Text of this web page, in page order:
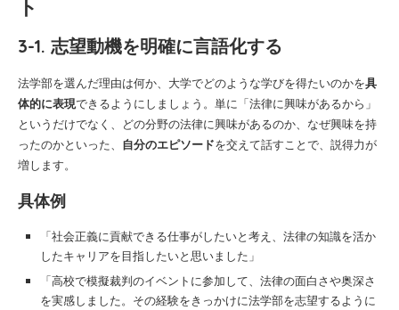
ト
3-1. 志望動機を明確に言語化する
法学部を選んだ理由は何か、大学でどのような学びを得たいのかを具
体的に表現できるようにしましょう。単に「法律に興味があるから」
というだけでなく、どの分野の法律に興味があるのか、なぜ興味を持
ったのかといった、 自分のエピソードを交えて話すことで、説得力が
増します。
具体例
「社会正義に貢献できる仕事がしたいと考え、法律の知識を活か
したキャリアを目指したいと思いました」
「高校で模擬裁判のイベントに参加して、法律の面白さや奥深さ
を実感しました。その経験をきっかけに法学部を志望するように